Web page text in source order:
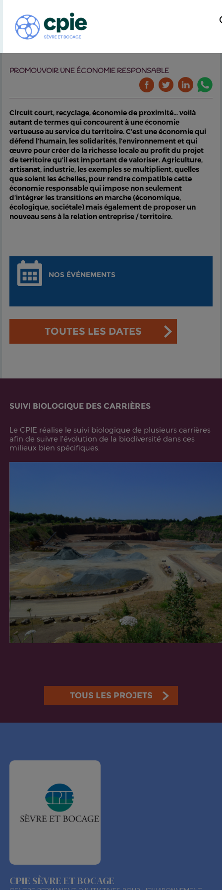
PROMOUVOIR UNE ÉCONOMIE RESPONSABLE
Circuit court, recyclage, économie de proximité… voilà
autant de termes qui concourent à une économie
vertueuse au service du territoire. C’est une économie qui
défend l’humain, les solidarités, l’environnement et qui
œuvre pour créer de la richesse locale au profit du projet
de territoire qu’il est important de valoriser. Agriculture,
artisanat, industrie, les exemples se multiplient, quelles
que soient les échelles, pour rendre compatible cette
économie responsable qui impose non seulement
d’intégrer les transitions en marche (économique,
écologique, sociétale) mais également de proposer un
nouveau sens à la relation entreprise / territoire.
NOS ÉVÉNEMENTS
TOUTES LES DATES
SUIVI BIOLOGIQUE DES CARRIÈRES
Le CPIE réalise le suivi biologique de plusieurs carrières
afin de suivre l'évolution de la biodiversité dans ces
milieux bien spécifiques.
TOUS LES PROJETS
CPIE SÈVRE ET BOCAGE